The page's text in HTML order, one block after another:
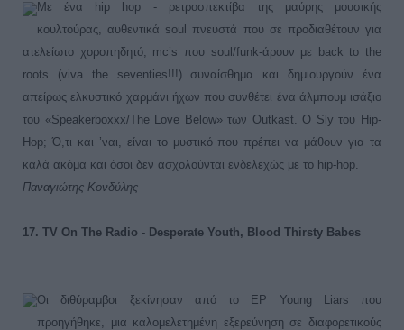
Mε ένα hip hop - ρετροσπεκτίβα της μαύρης μουσικής
κουλτούρας, αυθεντικά soul πνευστά που σε προδιαθέτουν για
ατελείωτο χοροπηδητό, mc’s που soul/funk-άρουν με back to the
roots (viva the seventies!!!) συναίσθημα και δημιουργούν ένα
απείρως ελκυστικό χαρμάνι ήχων που συνθέτει ένα άλμπουμ ισάξιο
του «Speakerboxxx/The Love Below» των Outkast. Ο Sly του Hip-
Hop; Ό,τι και ’ναι, είναι το μυστικό που πρέπει να μάθουν για τα
καλά ακόμα και όσοι δεν ασχολούνται ενδελεχώς με το hip-hop.
Παναγιώτης Κονδύλης
17. TV On The Radio - Desperate Youth, Blood Thirsty Babes
Οι διθύραμβοι ξεκίνησαν από το EP Young Liars που
προηγήθηκε, μια καλομελετημένη εξερεύνηση σε διαφορετικούς